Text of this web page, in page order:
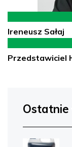
Ireneusz Sałaj
Przedstawiciel
Ostatnie